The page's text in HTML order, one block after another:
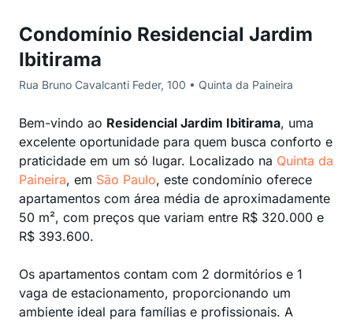
Condomínio Residencial Jardim
Ibitirama
Rua Bruno Cavalcanti Feder, 100 • Quinta da Paineira
Bem-vindo ao Residencial Jardim Ibitirama, uma
excelente oportunidade para quem busca conforto e
praticidade em um só lugar. Localizado na Quinta da
Paineira, em São Paulo, este condomínio oferece
apartamentos com área média de aproximadamente
50 m², com preços que variam entre R$ 320.000 e
R$ 393.600.
Os apartamentos contam com 2 dormitórios e 1
vaga de estacionamento, proporcionando um
ambiente ideal para famílias e profissionais. A